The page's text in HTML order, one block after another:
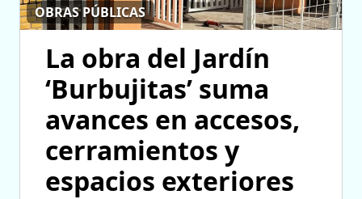
OBRAS PÚBLICAS
La obra del Jardín
‘Burbujitas’ suma
avances en accesos,
cerramientos y
espacios exteriores